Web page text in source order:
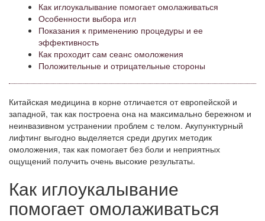
Как иглоукалывание помогает омолаживаться
Особенности выбора игл
Показания к применению процедуры и ее
эффективность
Как проходит сам сеанс омоложения
Положительные и отрицательные стороны
Китайская медицина в корне отличается от европейской и
западной, так как построена она на максимально бережном и
неинвазивном устранении проблем с телом. Акупунктурный
лифтинг выгодно выделяется среди других методик
омоложения, так как помогает без боли и неприятных
ощущений получить очень высокие результаты.
Как иглоукалывание
помогает омолаживаться